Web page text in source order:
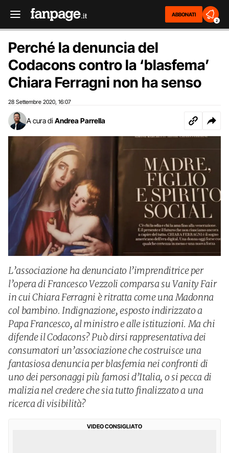
ABBONATI
2
Perché la denuncia del
Codacons contro la ‘blasfema’
Chiara Ferragni non ha senso
28 Settembre 2020 16:07
A cura di Andrea Parrella
L’associazione ha denunciato l’imprenditrice per
l’opera di Francesco Vezzoli comparsa su Vanity Fair
in cui Chiara Ferragni è ritratta come una Madonna
col bambino. Indignazione, esposto indirizzato a
Papa Francesco, al ministro e alle istituzioni. Ma chi
difende il Codacons? Può dirsi rappresentativa dei
consumatori un’associazione che costruisce una
fantasiosa denuncia per blasfemia nei confronti di
uno dei personaggi più famosi d’Italia, o si pecca di
malizia nel credere che sia tutto finalizzato a una
ricerca di visibilità?
VIDEO CONSIGLIATO